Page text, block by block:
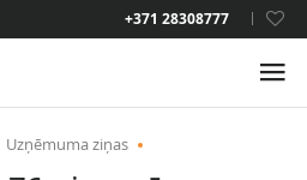
+371 28308777
LAT
ENG
Uzņēmuma ziņas